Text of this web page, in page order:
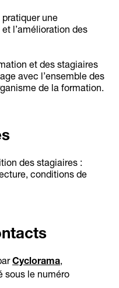
une
l’amélioration des
et des stagiaires
avec l’ensemble des
de la formation.
des stagiaires :
conditions de
Cyclorama,
sous le numéro